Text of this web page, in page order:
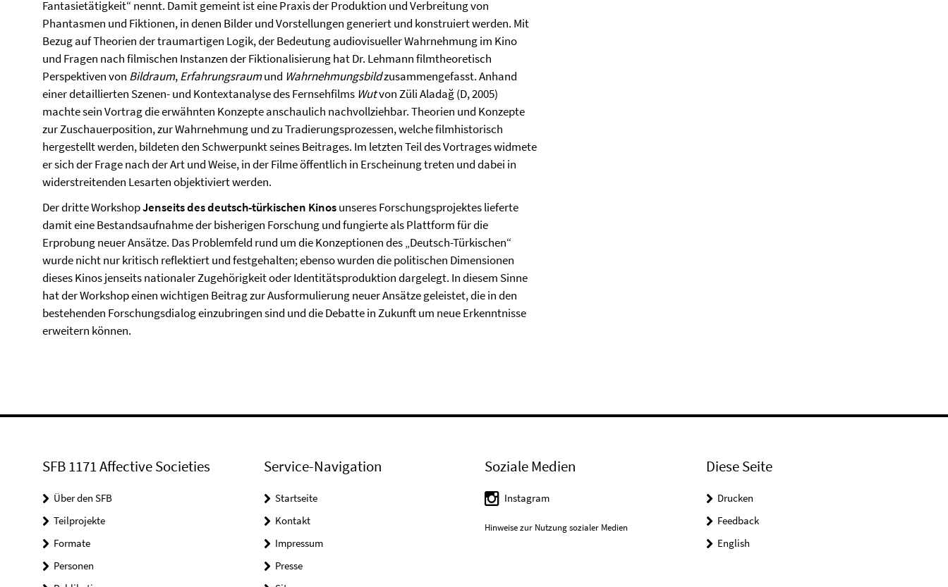
Fantasietätigkeit“ nennt. Damit gemeint ist eine Praxis der Produktion und Verbreitung von
Phantasmen und Fiktionen, in denen Bilder und Vorstellungen generiert und konstruiert werden. Mit
Bezug auf Theorien der traumartigen Logik, der Bedeutung audiovisueller Wahrnehmung im Kino
und Fragen nach filmischen Instanzen der Fiktionalisierung hat Dr. Lehmann filmtheoretisch
Perspektiven von Bildraum,Erfahrungsraumund Wahrnehmungsbildzusammengefasst. Anhand
einer detaillierten Szenen- und Kontextanalyse des Fernsehfilms Wutvon Züli Aladağ (D, 2005)
machte sein Vortrag die erwähnten Konzepte anschaulich nachvollziehbar. Theorien und Konzepte
zur Zuschauerposition, zur Wahrnehmung und zu Tradierungsprozessen, welche filmhistorisch
hergestellt werden, bildeten den Schwerpunkt seines Beitrages. Im letzten Teil des Vortrages widmete
er sich der Frage nach der Art und Weise, in der Filme öffentlich in Erscheinung treten und dabei in
widerstreitenden Lesarten objektiviert werden.
Der dritte WorkshopJenseits des deutsch-türkischen Kinosunseres Forschungsprojektes lieferte
damit eine Bestandsaufnahme der bisherigen Forschung und fungierte als Plattform für die
Erprobung neuer Ansätze. Das Problemfeld rund um die Konzeptionen des „Deutsch-Türkischen“
wurde nicht nur kritisch reflektiert und festgehalten; ebenso wurden die politischen Dimensionen
dieses Kinos jenseits nationaler Zugehörigkeit oder Identitätsproduktion dargelegt. In diesem Sinne
hat der Workshop einen wichtigen Beitrag zur Ausformulierung neuer Ansätze geleistet, die in den
bestehenden Forschungsdialog einzubringen sind und die Debatte in Zukunft um neue Erkenntnisse
erweitern können.
SFB 1171 Affective Societies
Über den SFB
Teilprojekte
Formate
Personen
Service-Navigation
Startseite
Kontakt
Impressum
Presse
Soziale Medien
Instagram
Hinweise zur Nutzung sozialer Medien
Diese Seite
Drucken
Feedback
English